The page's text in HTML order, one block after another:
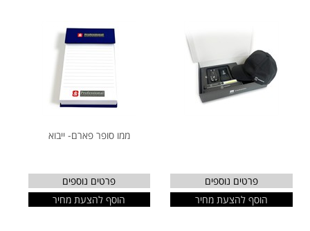
פרטים נוספים
הוסף להצעת מחיר
ממו סופר פארם- ייבוא
פרטים נוספים
הוסף להצעת מחיר